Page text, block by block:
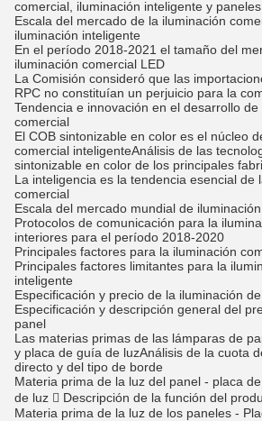
comercial, iluminación inteligente y
Escala del mercado de la iluminación
iluminación inteligente
En el período 2018-2021 el tamaño del
iluminación comercial LED
La Comisión consideró que las
RPC no constituían un perjuicio para la
Tendencia e innovación en el desarrollo de
comercial
El COB sintonizable en color es el núcleo
comercial inteligenteAnálisis de las
sintonizable en color de los principales
La inteligencia es la tendencia esencial de
comercial
Escala del mercado mundial de
Protocolos de comunicación para la
interiores para el período 2018-2020
Principales factores para la iluminación
Principales factores limitantes para la
inteligente
Especificación y precio de la iluminación
Especificación y descripción general del
panel
Las materias primas de las lámparas de
y placa de guía de luzAnálisis de la cuota
directo y del tipo de borde
Materia prima de la luz del panel - placa
de luz  Descripción de la función del
Materia prima de la luz de los paneles -